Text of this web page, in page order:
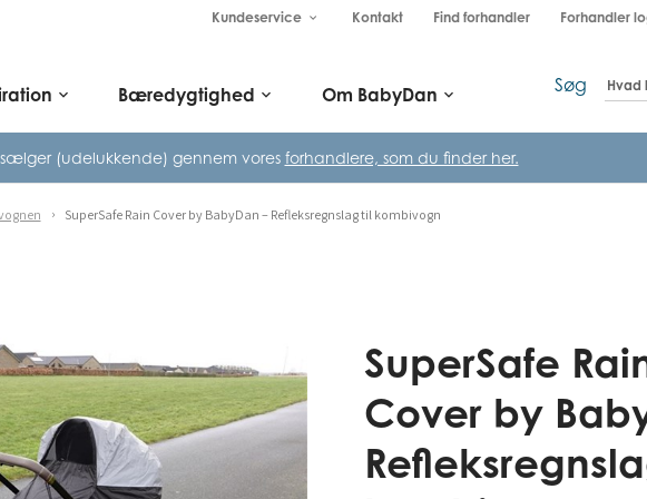
Kundeservice keyboard_arrow_down Kontakt Find forhandler Forhandler
keyboard_arrow_down Bæredygtighed keyboard_arrow_down Om BabyDan keyboard_arrow_down Søg
(udelukkende) gennem vores forhandlere, som du finder her.
SuperSafe Rain Cover by BabyDan – Refleksregnslag til kombivogn
SuperSafe
Cover by